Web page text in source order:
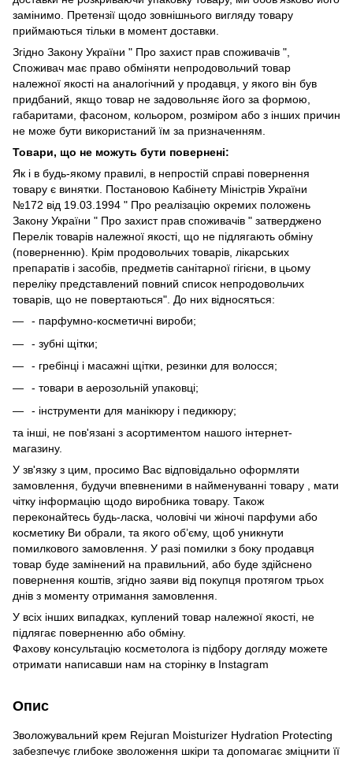
замінимо. Претензії щодо зовнішнього вигляду товару
приймаються тільки в момент доставки.
Згідно Закону України " Про захист прав споживачів ",
Споживач має право обміняти непродовольчий товар
належної якості на аналогічний у продавця, у якого він був
придбаний, якщо товар не задовольняє його за формою,
габаритами, фасоном, кольором, розміром або з інших причин
не може бути використаний їм за призначенням.
Товари, що не можуть бути повернені:
Як і в будь-якому правилі, в непростій справі повернення
товару є винятки. Постановою Кабінету Міністрів України
№172 від 19.03.1994 " Про реалізацію окремих положень
Закону України " Про захист прав споживачів " затверджено
Перелік товарів належної якості, що не підлягають обміну
(поверненню). Крім продовольчих товарів, лікарських
препаратів і засобів, предметів санітарної гігієни, в цьому
переліку представлений повний список непродовольчих
товарів, що не повертаються". До них відносяться:
- парфумно-косметичні вироби;
- зубні щітки;
- гребінці і масажні щітки, резинки для волосся;
- товари в аерозольній упаковці;
- інструменти для манікюру і педикюру;
та інші, не пов'язані з асортиментом нашого інтернет-
магазину.
У зв'язку з цим, просимо Вас відповідально оформляти
замовлення, будучи впевненими в найменуванні товару , мати
чітку інформацію щодо виробника товару. Також
переконайтесь будь-ласка, чоловічі чи жіночі парфуми або
косметику Ви обрали, та якого об’єму, щоб уникнути
помилкового замовлення. У разі помилки з боку продавця
товар буде замінений на правильний, або буде здійснено
повернення коштів, згідно заяви від покупця протягом трьох
днів з моменту отримання замовлення.
У всіх інших випадках, куплений товар належної якості, не
підлягає поверненню або обміну.
Фахову консультацію косметолога із підбору догляду можете
отримати написавши нам на сторінку в Instagram
Опис
Зволожувальний крем Rejuran Moisturizer Hydration Protecting
забезпечує глибоке зволоження шкіри та допомагає зміцнити її